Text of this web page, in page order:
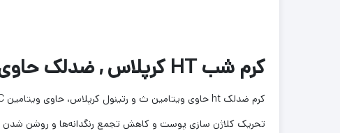
کرم شب HT کرپلاس , ضدلک حاوی ویتامین C و رتینول
تحریک کلاژن سازی پوست و کاهش تجمع رنگدانه‌ها و روشن